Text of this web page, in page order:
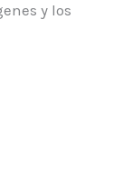
y los